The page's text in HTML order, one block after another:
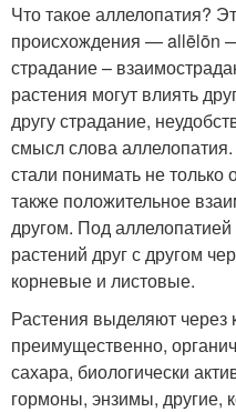
Что такое аллелопатия?
происхождения — allēlōn
страдание –
растения могут влиять
другу страдание,
смысл слова
стали понимать не только
также положительное
другом. Под
растений друг с другом
корневые и листовые.
Растения выделяют
преимущественно,
сахара, биологически
гормоны, энзимы, другие,